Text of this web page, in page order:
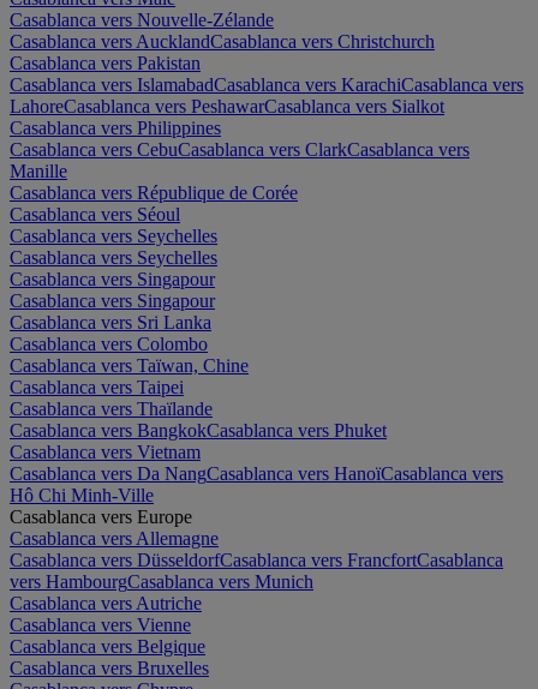
Casablanca vers Nouvelle-Zélande
Casablanca vers AucklandCasablanca vers Christchurch
Casablanca vers Pakistan
Casablanca vers IslamabadCasablanca vers KarachiCasablanca vers
LahoreCasablanca vers PeshawarCasablanca vers Sialkot
Casablanca vers Philippines
Casablanca vers CebuCasablanca vers ClarkCasablanca vers
Manille
Casablanca vers République de Corée
Casablanca vers Séoul
Casablanca vers Seychelles
Casablanca vers Seychelles
Casablanca vers Singapour
Casablanca vers Singapour
Casablanca vers Sri Lanka
Casablanca vers Colombo
Casablanca vers Taïwan, Chine
Casablanca vers Taipei
Casablanca vers Thaïlande
Casablanca vers BangkokCasablanca vers Phuket
Casablanca vers Vietnam
Casablanca vers Da NangCasablanca vers HanoïCasablanca vers
Hô Chi Minh-Ville
Casablanca vers Europe
Casablanca vers Allemagne
Casablanca vers DüsseldorfCasablanca vers FrancfortCasablanca
vers HambourgCasablanca vers Munich
Casablanca vers Autriche
Casablanca vers Vienne
Casablanca vers Belgique
Casablanca vers Bruxelles